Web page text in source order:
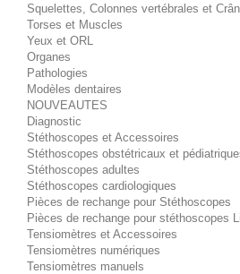
Squelettes, Colonnes vertébrales et
Torses et Muscles
Yeux et ORL
Organes
Pathologies
Modèles dentaires
NOUVEAUTES
Diagnostic
Stéthoscopes et Accessoires
Stéthoscopes obstétricaux et
Stéthoscopes adultes
Stéthoscopes cardiologiques
Pièces de rechange pour Stéthoscopes
Pièces de rechange pour stéthoscopes
Tensiomètres et Accessoires
Tensiomètres numériques
Tensiomètres manuels